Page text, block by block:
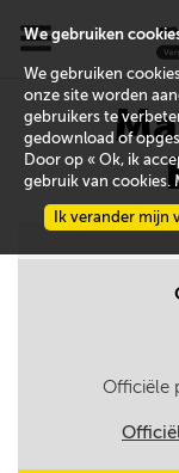
x
Officiële
We gebruiken
We gebruiken
onze site worden
gebruikers te
gedownload of
Door op « Ok, ik
gebruik van cookies.
Ik verander mijn